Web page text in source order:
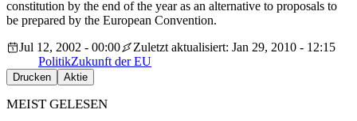
constitution by the end of the year as an alternative to proposals to
be prepared by the European Convention.
Jul 12, 2002 - 00:00
Zuletzt aktualisiert: Jan 29, 2010 - 12:15
PolitikZukunft der EU
Drucken Aktie
MEIST GELESEN